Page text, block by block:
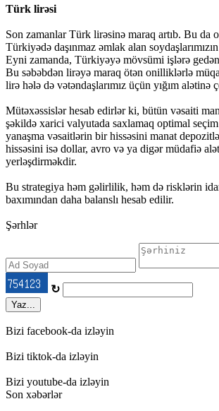
Türk lirəsi
Son zamanlar Türk lirəsinə maraq artıb. Bu da
Türkiyədə daşınmaz əmlak alan
Eyni zamanda, Türkiyəyə mövsümi işlərə
Bu səbəbdən lirəyə maraq ötən onilliklərlə
lirə hələ də vətəndaşlarımız üçün yığım alətinə
Mütəxəssislər hesab edirlər ki, bütün vəsaiti
şəkildə xarici valyutada saxlamaq optimal
yanaşma vəsaitlərin bir hissəsini manat
hissəsini isə dollar, avro və ya digər müdafiə
yerləşdirməkdir.
Bu strategiya həm gəlirlilik, həm də risklərin
baxımından daha balanslı hesab edilir.
Şərhlər
↻
Yaz...
Bizi facebook-da izləyin
Bizi tiktok-da izləyin
Bizi youtube-da izləyin
Son xəbərlər